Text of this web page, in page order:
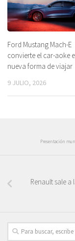
Ford Mustang Mach-E
convierte el car-aoke
nueva forma de viajar
9 JULIO, 2026
Presentación
Renault sale a